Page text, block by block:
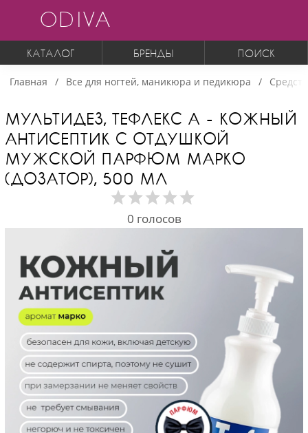
ODIVA
КАТАЛОГ БРЕНДЫ ПОИСК
Главная Все для ногтей, маникюра и педикюра
МУЛЬТИДЕЗ, ТЕФЛЕКС А - КОЖНЫЙ
АНТИСЕПТИК С ОТДУШКОЙ
МУЖСКОЙ ПАРФЮМ МАРКО
(ДОЗАТОР), 500 МЛ
0 голосов